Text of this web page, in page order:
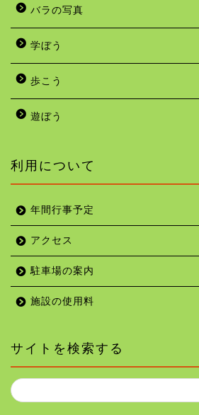
バラの写真
学ぼう
歩こう
遊ぼう
利用について
年間行事予定
アクセス
駐車場の案内
施設の使用料
サイトを検索する